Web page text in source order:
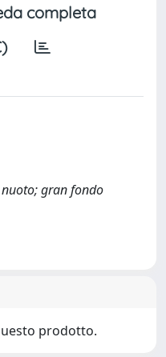
completa
gran fondo
prodotto.